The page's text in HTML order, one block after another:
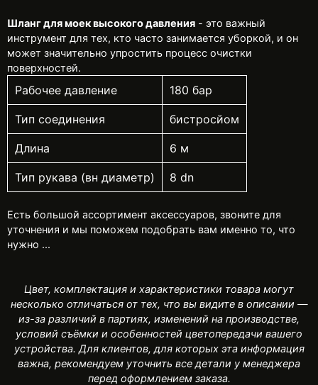
Шланг для моек высокого давления - это важный
инструмент для тех, кто часто занимается уборкой, и он
может значительно упростить процесс очистки
поверхностей.
Рабочее давление 180 бар
Тип соединения бистросйом
Длина 6 м
Тип рукава (вн диаметр) 8 dn
Есть большой ассортимент аксессуаров, звоните для
уточнения и мы поможем подобрать вам именно то, что
нужно ...
Цвет, комплектация и характеристики товара могут
несколько отличаться от тех, что вы видите в описании —
из-за различий в партиях, изменений на производстве,
условий съёмки и особенностей цветопередачи вашего
устройства. Для клиентов, для которых эта информация
важна, рекомендуем уточнить все детали у менеджера
перед оформлением заказа.